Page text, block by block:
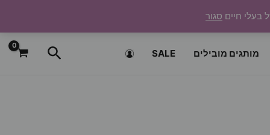
בעלי חיים סגור
מותגים מובילים SALE חיפוש